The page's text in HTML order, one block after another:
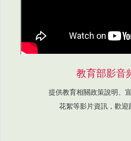
教育部影音
提供教育相關政策說明、
花絮等影片資訊，歡迎